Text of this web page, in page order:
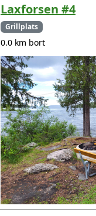
Laxforsen #4
Grillplats
0.0 km bort